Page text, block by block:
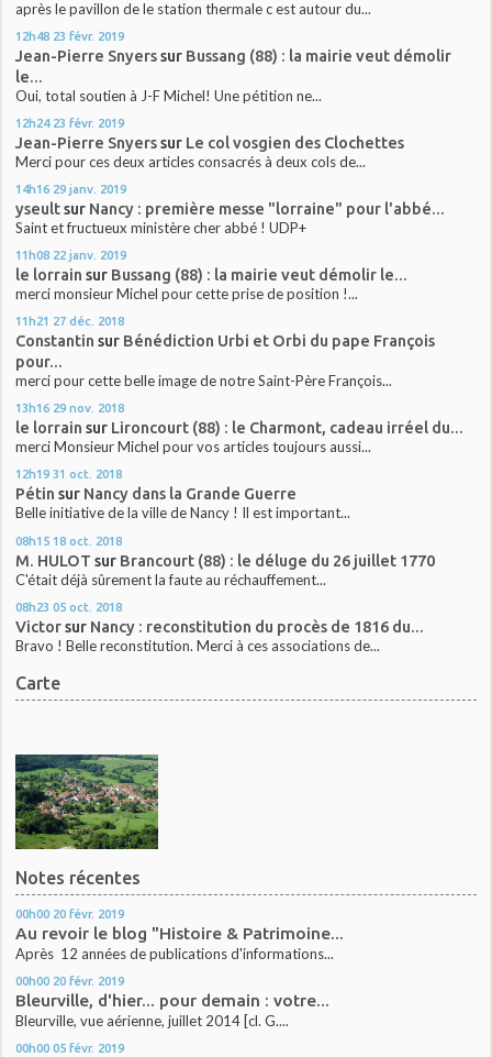
après le pavillon de le station thermale c est autour du...
12h48 23 févr. 2019
Jean-Pierre Snyerssur Bussang (88) : la mairie veut démolir
le...
Oui, total soutien à J-F Michel! Une pétition ne...
12h24 23 févr. 2019
Jean-Pierre Snyerssur Le col vosgien des Clochettes
Merci pour ces deux articles consacrés à deux cols de...
14h16 29 janv. 2019
yseultsur Nancy : première messe "lorraine" pour l'abbé...
Saint et fructueux ministère cher abbé ! UDP+
11h08 22 janv. 2019
le lorrain sur Bussang (88) : la mairie veut démolir le...
merci monsieur Michel pour cette prise de position !...
11h21 27 déc. 2018
Constantin sur Bénédiction Urbi et Orbi du pape François
pour...
merci pour cette belle image de notre Saint-Père François...
13h16 29 nov. 2018
le lorrain sur Lironcourt (88) : le Charmont, cadeau irréel du...
merci Monsieur Michel pour vos articles toujours aussi...
12h19 31 oct. 2018
Pétin sur Nancy dans la Grande Guerre
Belle initiative de la ville de Nancy ! Il est important...
08h15 18 oct. 2018
M. HULOT sur Brancourt (88) : le déluge du 26 juillet 1770
C'était déjà sûrement la faute au réchauffement...
08h23 05 oct. 2018
Victorsur Nancy : reconstitution du procès de 1816 du...
Bravo ! Belle reconstitution. Merci à ces associations de...
Carte
Notes récentes
00h00 20 févr. 2019
Au revoir le blog "Histoire & Patrimoine...
Après 12 années de publications d'informations...
00h00 20 févr. 2019
Bleurville, d'hier... pour demain : votre...
Bleurville, vue aérienne, juillet 2014 [cl. G....
00h00 05 févr. 2019